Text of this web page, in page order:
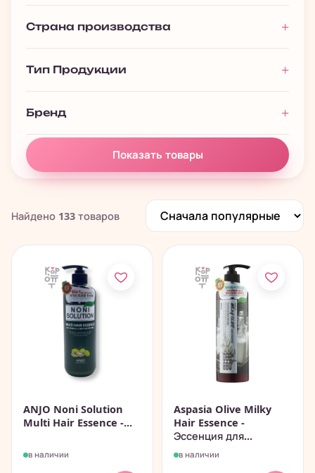
Страна производства
Тип Продукции
Бренд
Показать товары
Найдено 133 товаров
ANJO Noni Solution
Multi Hair Essence -...
в наличии
Aspasia Olive Milky
Hair Essence -
Эссенция для...
в наличии